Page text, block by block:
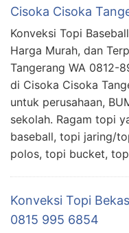
Cisoka Cisoka
Konveksi Topi
Harga Murah, dan
Tangerang WA 0812-
di Cisoka Cisoka
untuk perusahaan,
sekolah. Ragam topi
baseball, topi jaring/
polos, topi bucket,
Konveksi Topi
0815 995 6854